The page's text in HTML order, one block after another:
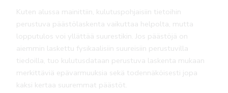
Kuten alussa mainittiin, kulutuspohjaisiin tietoihin
perustuva päästölaskenta vaikuttaa helpolta, mutta
lopputulos voi yllättää suurestikin. Jos päästöjä on
aiemmin laskettu fysikaalisiin suureisiin perustuvilla
tiedoilla, tuo kulutusdataan perustuva laskenta mukaan
merkittäviä epävarmuuksia sekä todennäköisesti jopa
kaksi kertaa suuremmat päästöt.